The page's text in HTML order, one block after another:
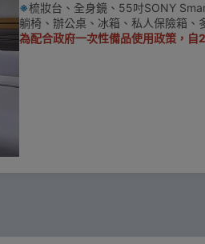
※梳妝台、全身鏡、55吋SONY
躺椅、辦公桌、冰箱、私人保險箱
為配合政府一次性備品使用政策，